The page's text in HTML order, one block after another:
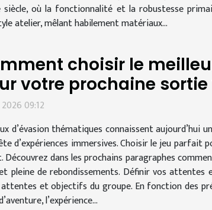
où la fonctionnalité et la robustesse
atelier, mêlant habilement matériaux...
choisir le
votre prochaine sortie
09:12
d’évasion thématiques connaissent aujourd’hui
d’expériences immersives. Choisir le jeu
dans les prochains paragraphes
pleine de rebondissements. Définir vos
et objectifs du groupe. En fonction des
l’expérience...